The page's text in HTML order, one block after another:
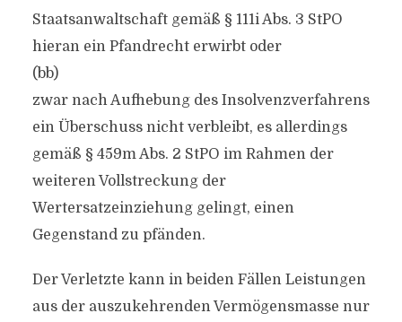
Staatsanwaltschaft gemäß § 111i Abs. 3 StPO
hieran ein Pfandrecht erwirbt oder
(bb)
zwar nach Aufhebung des Insolvenzverfahrens
ein Überschuss nicht verbleibt, es allerdings
gemäß § 459m Abs. 2 StPO im Rahmen der
weiteren Vollstreckung der
Wertersatzeinziehung gelingt, einen
Gegenstand zu pfänden.
Der Verletzte kann in beiden Fällen Leistungen
aus der auszukehrenden Vermögensmasse nur